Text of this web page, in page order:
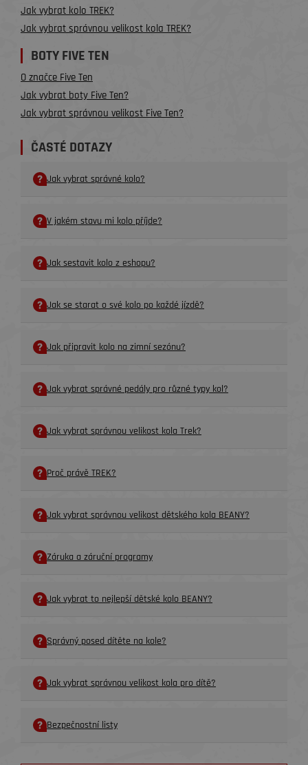
Jak vybrat kolo TREK?
Jak vybrat správnou velikost kola TREK?
BOTY FIVE TEN
O značce Five Ten
Jak vybrat boty Five Ten?
Jak vybrat správnou velikost Five Ten?
ČASTÉ DOTAZY
Jak vybrat správné kolo?
V jakém stavu mi kolo příjde?
Jak sestavit kolo z eshopu?
Jak se starat o své kolo po každé jízdě?
Jak připravit kolo na zimní sezónu?
Jak vybrat správné pedály pro různé typy kol?
Jak vybrat správnou velikost kola Trek?
Proč právě TREK?
Jak vybrat správnou velikost dětského kola BEANY?
Záruka a záruční programy
Jak vybrat to nejlepší dětské kolo BEANY?
Správný posed dítěte na kole?
Jak vybrat správnou velikost kola pro dítě?
Bezpečnostní listy